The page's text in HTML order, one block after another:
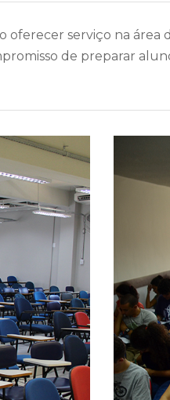
serviço na
de preparar